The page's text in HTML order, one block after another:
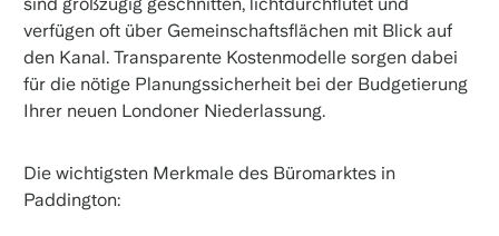
verfügen oft über Gemeinschaftsflächen mit Blick auf
den Kanal. Transparente Kostenmodelle sorgen dabei
für die nötige Planungssicherheit bei der Budgetierung
Ihrer neuen Londoner Niederlassung.
Die wichtigsten Merkmale des Büromarktes in
Paddington: